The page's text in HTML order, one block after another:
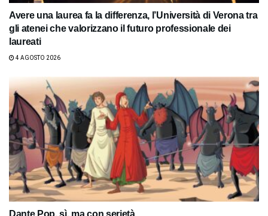
Avere una laurea fa la differenza, l’Università di Verona tra
gli atenei che valorizzano il futuro professionale dei
laureati
4 AGOSTO 2026
Dante Pop, sì, ma con serietà